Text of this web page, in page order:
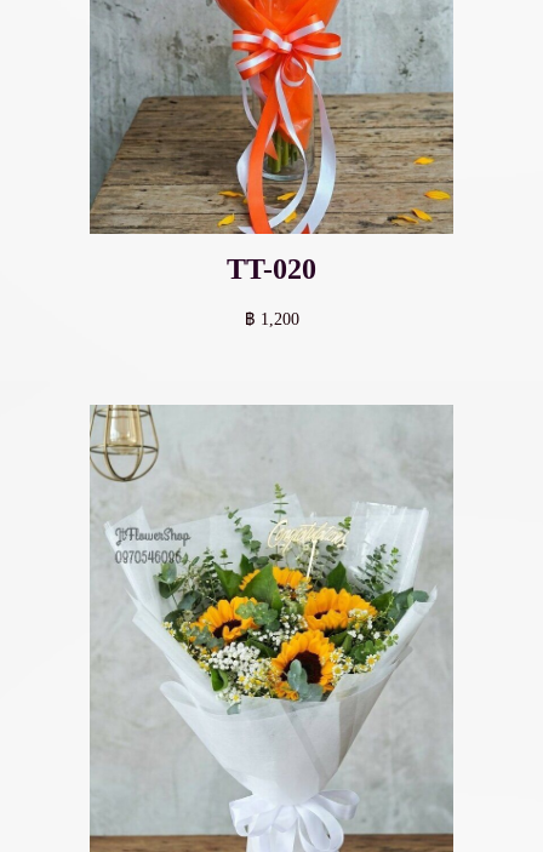
TT-020
฿ 1,200